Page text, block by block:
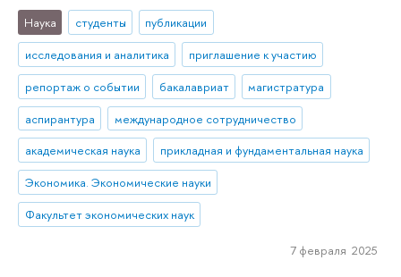
Наука студенты
публикации
исследования и аналитика
приглашение к участию
репортаж о событии
бакалавриат
магистратура
аспирантура
международное сотрудничество
академическая наука
прикладная и фундаментальная наука
Экономика. Экономические науки
Факультет экономических наук
7 февраля 2025